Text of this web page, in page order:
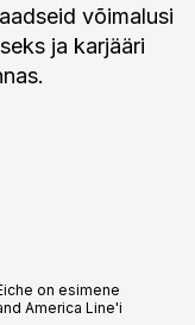
võimalusi
ja karjääri
on esimene
America Line'i